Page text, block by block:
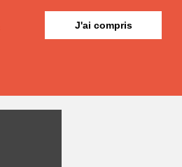
J'ai compris